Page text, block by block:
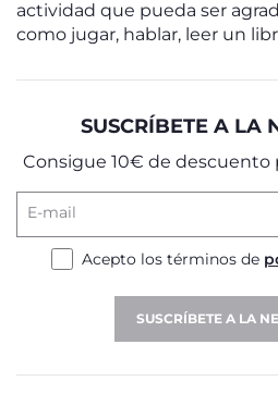
actividad que pueda ser
como jugar, hablar, leer un
SUSCRÍBETE A LA
Consigue 10€ de descuento
E-mail
Acepto los términos de
SUSCRÍBETE A LA